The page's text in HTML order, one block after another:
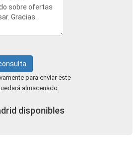
para enviar este
almacenado.
disponibles